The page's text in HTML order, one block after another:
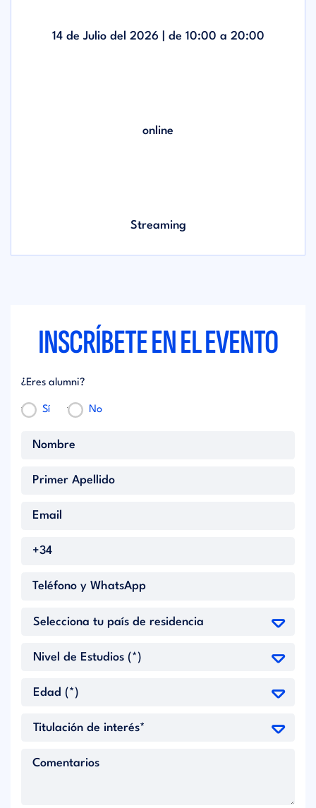
14 de Julio del 2026 | de 10:00 a 20:00
online
Streaming
INSCRÍBETE EN EL EVENTO
¿Eres alumni?
Sí No